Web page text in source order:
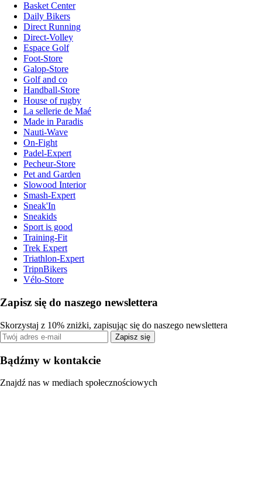
Basket Center
Daily Bikers
Direct Running
Direct-Volley
Espace Golf
Foot-Store
Galop-Store
Golf and co
Handball-Store
House of rugby
La sellerie de Maé
Made in Paradis
Nauti-Wave
On-Fight
Padel-Expert
Pecheur-Store
Pet and Garden
Slowood Interior
Smash-Expert
Sneak'In
Sneakids
Sport is good
Training-Fit
Trek Expert
Triathlon-Expert
TripnBikers
Vélo-Store
Zapisz się do naszego newslettera
Skorzystaj z 10% zniżki, zapisując się do naszego newslettera
Zapisz się
Bądźmy w kontakcie
Znajdź nas w mediach społecznościowych